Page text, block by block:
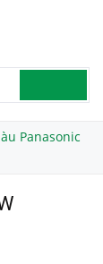
Panasonic